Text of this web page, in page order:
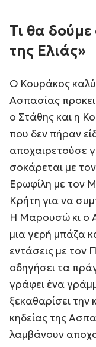
Τι θα
της Ελιάς»
Ο Κουράκος
Ασπασίας
ο Στάθης και η
που δεν πήραν
αποχαιρετούσε
σοκάρεται με
Ερωφίλη με τον
Κρήτη για να
Η Μαρουσώ κι ο
μια γερή μπάζα
εντάσεις με τον
οδηγήσει τα
γράφει ένα
ξεκαθαρίσει
κηδείας της
λαμβάνουν